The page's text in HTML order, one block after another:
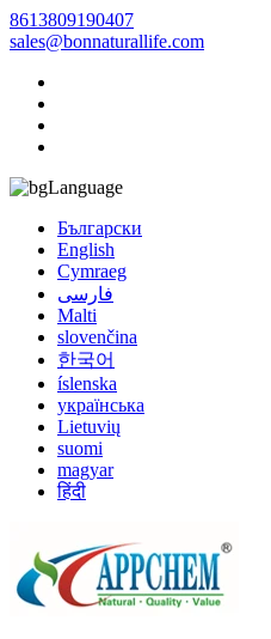
8613809190407
sales@bonnaturallife.com
Language
Български
English
Cymraeg
فارسی
Malti
slovenčina
한국어
íslenska
українська
Lietuvių
suomi
magyar
हिंदी